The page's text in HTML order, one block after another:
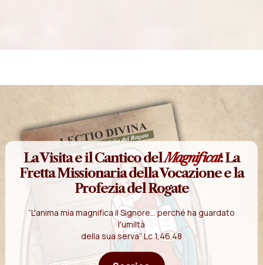
La Visita e il Cantico delMagnificat: La
Fretta Missionaria della Vocazione e la
Profezia del Rogate
“L'anima mia magnifica il Signore... perché ha guardato
l'umiltà
della sua serva” Lc 1,46.48